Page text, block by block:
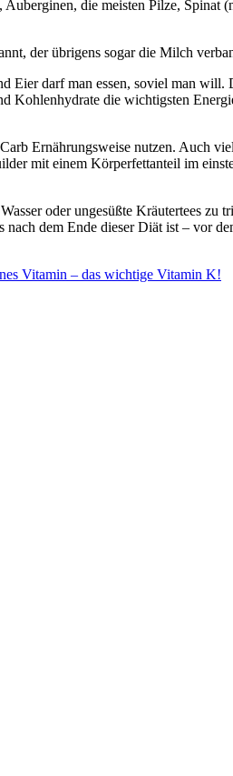
die meisten Pilze,
der übrigens sogar die Milch
darf man essen, soviel man
Kohlenhydrate die wichtigsten
Ernährungsweise nutzen. Auch
mit einem Körperfettanteil im
oder ungesüßte Kräutertees
nach dem Ende dieser Diät ist –
Vitamin – das wichtige Vitamin K!